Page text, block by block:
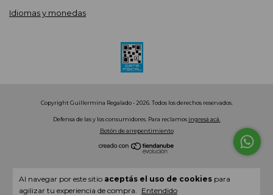
Al navegar por este sitio aceptás el uso de cookies para
agilizar tu experiencia de compra. Entendido
Idiomas y monedas
Copyright Guillermina Regalado - 2026. Todos los derechos reservados.
Defensa de las y los consumidores. Para reclamos ingresá acá.
Botón de arrepentimiento